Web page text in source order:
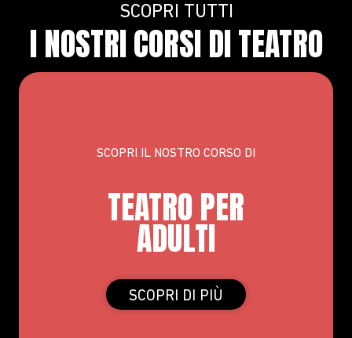
SCOPRI TUTTI
I NOSTRI CORSI DI TEATRO
SCOPRI IL NOSTRO CORSO DI
TEATRO PER
ADULTI
SCOPRI DI PIÙ